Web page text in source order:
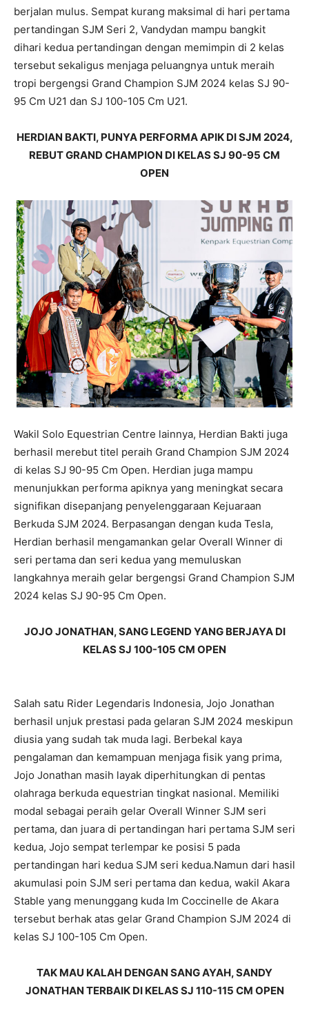
berjalan mulus. Sempat kurang maksimal di hari pertama
pertandingan SJM Seri 2, Vandydan mampu bangkit
dihari kedua pertandingan dengan memimpin di 2 kelas
tersebut sekaligus menjaga peluangnya untuk meraih
tropi bergengsi Grand Champion SJM 2024 kelas SJ 90-
95 Cm U21 dan SJ 100-105 Cm U21.
HERDIAN BAKTI, PUNYA PERFORMA APIK DI SJM 2024,
REBUT GRAND CHAMPION DI KELAS SJ 90-95 CM
OPEN
Wakil Solo Equestrian Centre lainnya, Herdian Bakti juga
berhasil merebut titel peraih Grand Champion SJM 2024
di kelas SJ 90-95 Cm Open. Herdian juga mampu
menunjukkan performa apiknya yang meningkat secara
signifikan disepanjang penyelenggaraan Kejuaraan
Berkuda SJM 2024. Berpasangan dengan kuda Tesla,
Herdian berhasil mengamankan gelar Overall Winner di
seri pertama dan seri kedua yang memuluskan
langkahnya meraih gelar bergengsi Grand Champion SJM
2024 kelas SJ 90-95 Cm Open.
JOJO JONATHAN, SANG LEGEND YANG BERJAYA DI
KELAS SJ 100-105 CM OPEN
Salah satu Rider Legendaris Indonesia, Jojo Jonathan
berhasil unjuk prestasi pada gelaran SJM 2024 meskipun
diusia yang sudah tak muda lagi. Berbekal kaya
pengalaman dan kemampuan menjaga fisik yang prima,
Jojo Jonathan masih layak diperhitungkan di pentas
olahraga berkuda equestrian tingkat nasional. Memiliki
modal sebagai peraih gelar Overall Winner SJM seri
pertama, dan juara di pertandingan hari pertama SJM seri
kedua, Jojo sempat terlempar ke posisi 5 pada
pertandingan hari kedua SJM seri kedua.Namun dari hasil
akumulasi poin SJM seri pertama dan kedua, wakil Akara
Stable yang menunggang kuda Im Coccinelle de Akara
tersebut berhak atas gelar Grand Champion SJM 2024 di
kelas SJ 100-105 Cm Open.
TAK MAU KALAH DENGAN SANG AYAH, SANDY
JONATHAN TERBAIK DI KELAS SJ 110-115 CM OPEN